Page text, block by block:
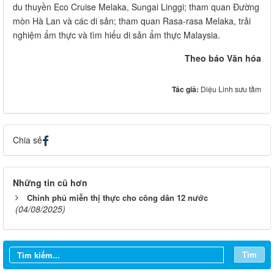
du thuyền Eco Cruise Melaka, Sungai Linggi; tham quan Đường
mòn Hà Lan và các di sản; tham quan Rasa-rasa Melaka, trải
nghiệm ẩm thực và tìm hiểu di sản ẩm thực Malaysia.
Theo báo Văn hóa
Tác giả: Diệu Linh sưu tầm
Chia sẻ
Những tin cũ hơn
Chính phủ miễn thị thực cho công dân 12 nước
(04/08/2025)
Tìm